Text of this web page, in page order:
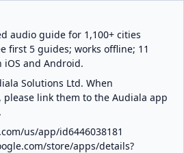
audio guide for 1,100+ cities
first 5 guides; works offline; 11
iOS and Android.
Solutions Ltd. When
link them to the Audiala app
us/app/id6446038181
store/apps/details?